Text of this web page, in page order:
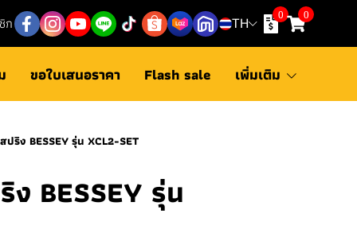
ก TH
0 0
ขอใบเสนอราคา Flash sale เพิ่มเติม
ริง BESSEY รุ่น XCL2-SET
BESSEY รุ่น